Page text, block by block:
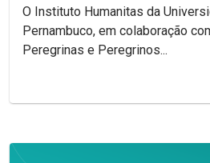
O Instituto Humanitas da
Pernambuco, em colaboração
Peregrinas e Peregrinos...